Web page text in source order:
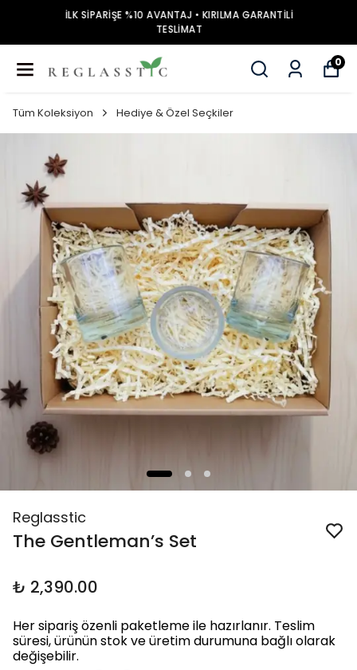
İLK SİPARİŞE %10 AVANTAJ • KIRILMA GARANTİLİ
TESLİMAT
0
Tüm Koleksiyon Hediye & Özel Seçkiler
Reglasstic
The Gentleman’s Set
₺ 2,390.00
Her sipariş özenli paketleme ile hazırlanır. Teslim
süresi, ürünün stok ve üretim durumuna bağlı olarak
değişebilir.